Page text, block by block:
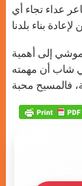
عداء تجاء أي
إلى أهمية
شاب أن مهمته
فالمسيح محبة